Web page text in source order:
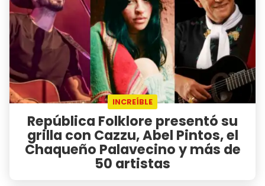
INCREÍBLE
República Folklore presentó su
grilla con Cazzu, Abel Pintos, el
Chaqueño Palavecino y más de
50 artistas